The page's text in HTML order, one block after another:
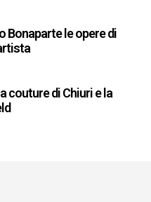
Bonaparte le opere di
couture di Chiuri e la